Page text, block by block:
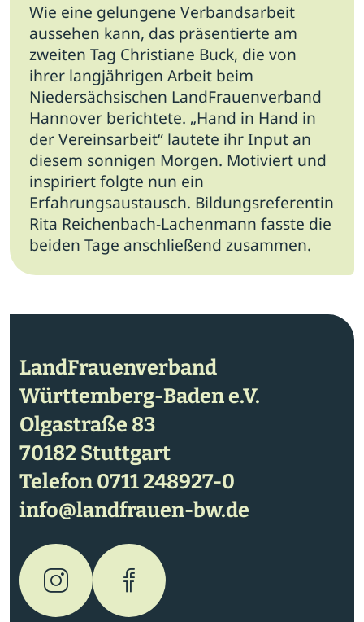
Wie eine gelungene Verbandsarbeit
aussehen kann, das präsentierte am
zweiten Tag Christiane Buck, die von
ihrer langjährigen Arbeit beim
Niedersächsischen LandFrauenverband
Hannover berichtete. „Hand in Hand in
der Vereinsarbeit“ lautete ihr Input an
diesem sonnigen Morgen. Motiviert und
inspiriert folgte nun ein
Erfahrungsaustausch. Bildungsreferentin
Rita Reichenbach-Lachenmann fasste die
beiden Tage anschließend zusammen.
LandFrauenverband
Württemberg-Baden e.V.
Olgastraße 83
70182 Stuttgart
Telefon0711 248927-0
info@landfrauen-bw.de